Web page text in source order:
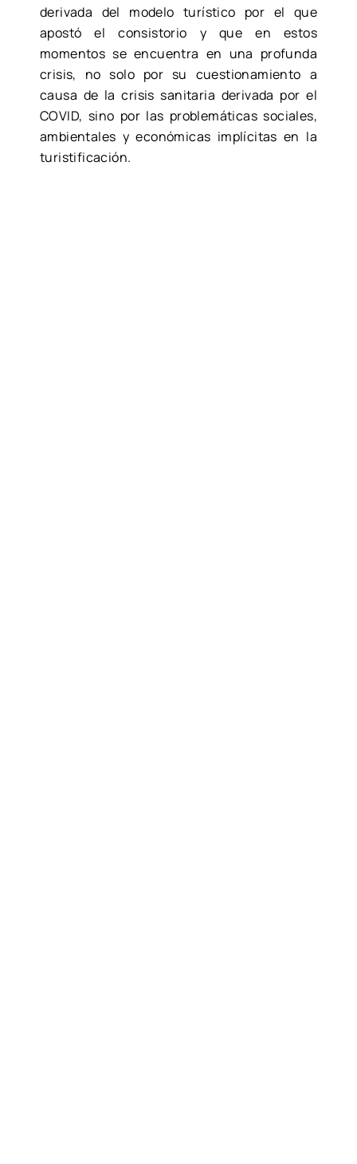
derivada del modelo turístico por el que
apostó el consistorio y que en estos
momentos se encuentra en una profunda
crisis, no solo por su cuestionamiento a
causa de la crisis sanitaria derivada por el
COVID, sino por las problemáticas sociales,
ambientales y económicas implícitas en la
turistificación.